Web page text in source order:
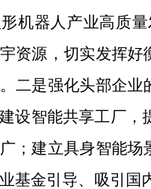
机器人产业高质
资源，切实发挥
二是强化头部企
设智能共享工厂
；建立具身智能
基金引导、吸引国